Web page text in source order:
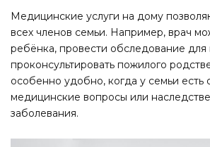
Медицинские услуги на дому
всех членов семьи. Например, врач
ребёнка, провести обследование для
проконсультировать пожилого
особенно удобно, когда у семьи есть
медицинские вопросы или
заболевания.